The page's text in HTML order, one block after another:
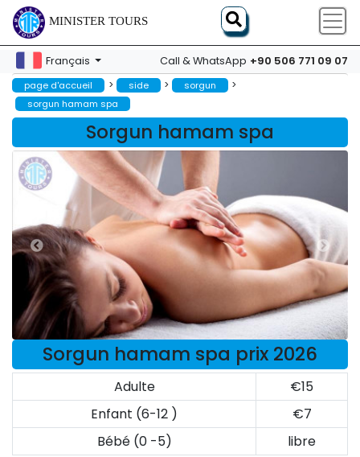
MINISTER TOURS
Français Call & WhatsApp +90 506 771 09 07
page d'accueil > side > sorgun >
sorgun hamam spa
Sorgun hamam spa
Sorgun hamam spa prix 2026
Adulte
€15
Enfant (6-12 )
€7
Bébé (0 -5)
libre